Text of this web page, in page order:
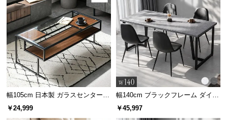
お
様
サ
ポ
ー
ト
幅105cm 日本製 ガラスセンターテ
ーブル
￥24,999
幅140cm ブラックフレーム ダイニ
ングセット 大理石調 4人掛け
￥45,997